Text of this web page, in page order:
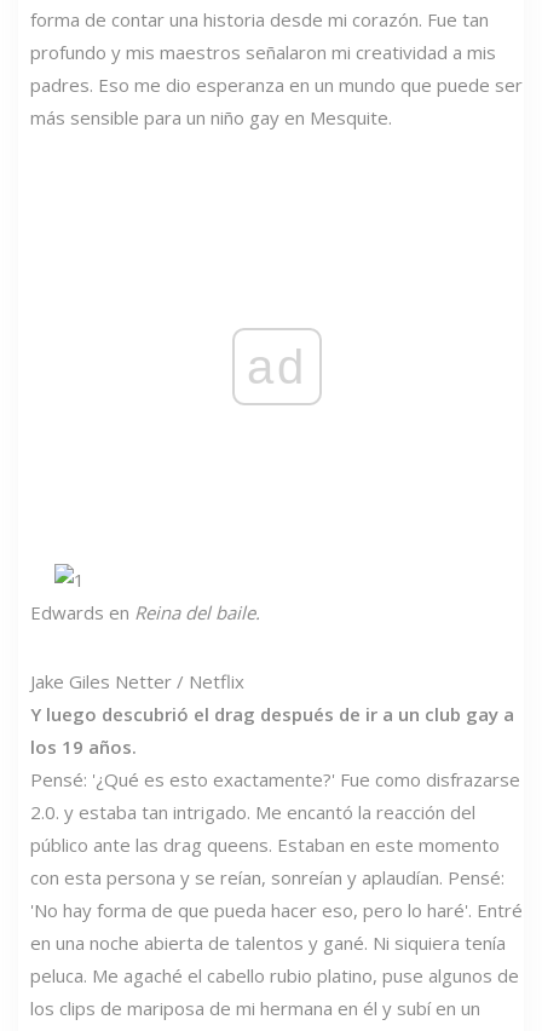
forma de contar una historia desde mi corazón. Fue tan
profundo y mis maestros señalaron mi creatividad a mis
padres. Eso me dio esperanza en un mundo que puede ser
más sensible para un niño gay en Mesquite.
ad
Edwards en Reina del baile.
Jake Giles Netter / Netflix
Y luego descubrió el drag después de ir a un club gay a
los 19 años.
Pensé: '¿Qué es esto exactamente?' Fue como disfrazarse
2.0. y estaba tan intrigado. Me encantó la reacción del
público ante las drag queens. Estaban en este momento
con esta persona y se reían, sonreían y aplaudían. Pensé:
'No hay forma de que pueda hacer eso, pero lo haré'. Entré
en una noche abierta de talentos y gané. Ni siquiera tenía
peluca. Me agaché el cabello rubio platino, puse algunos de
los clips de mariposa de mi hermana en él y subí en un